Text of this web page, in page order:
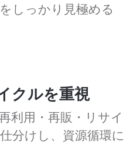
しっかり見極める
クルを重視
利用・再販・リサイ
分けし、資源循環に